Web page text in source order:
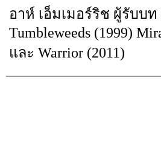
อาห์ เอ็มเมอร์ริช ผู้รับบ
Tumbleweeds (1999)
และ Warrior (2011)